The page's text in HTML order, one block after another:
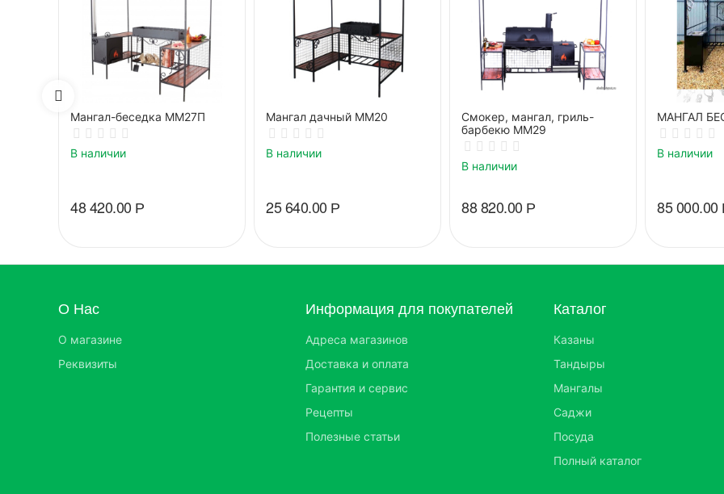
Мангал-беседка ММ27П
В наличии
48 420.00 Р
Мангал дачный ММ20
В наличии
25 640.00 Р
Смокер, мангал, гриль-
барбекю ММ29
В наличии
88 820.00 Р
МАНГАЛ
В наличии
85 000.00
О Нас
О магазине
Реквизиты
Информация для покупателей
Адреса магазинов
Доставка и оплата
Гарантия и сервис
Рецепты
Полезные статьи
Каталог
Казаны
Тандыры
Мангалы
Саджи
Посуда
Полный каталог